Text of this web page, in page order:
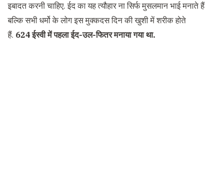
इबादत करनी चाहिए. ईद का यह त्यौहार ना सिर्फ मुसलमान भाई मनाते हैं
बल्कि सभी धर्मो के लोग इस मुक्कदस दिन की खुशी में शरीक होते
हैं. 624 ईस्वी में पहला ईद-उल-फितर मनाया गया था.